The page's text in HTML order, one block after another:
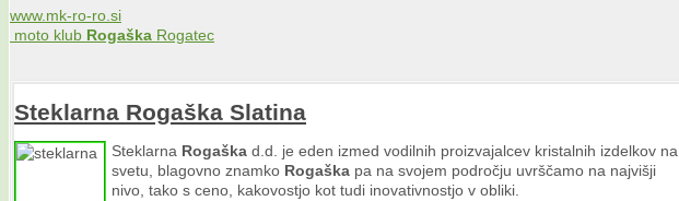
www.mk-ro-ro.si
moto klub Rogaška Rogatec
Steklarna Rogaška Slatina
Steklarna Rogaška d.d. je eden izmed vodilnih proizvajalcev kristalnih izdelkov na
svetu, blagovno znamko Rogaška pa na svojem področju uvrščamo na najvišji
nivo, tako s ceno, kakovostjo kot tudi inovativnostjo v obliki.